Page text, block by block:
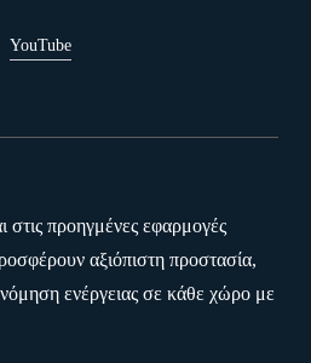
YouTube
στις προηγμένες εφαρμογές
αξιόπιστη προστασία,
ενέργειας σε κάθε χώρο με